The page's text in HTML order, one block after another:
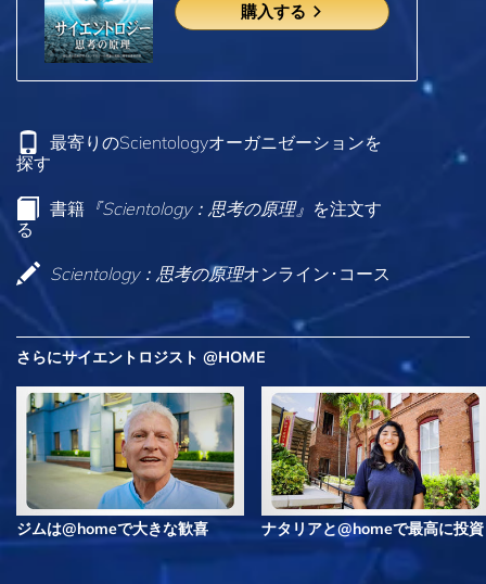
購入する
最寄りのScientologyオーガニゼーションを
探す
書籍 『Scientology：思考の原理』 を注文す
る
Scientology：思考の原理オンライン･コース
さらにサイエントロジスト @HOME
ジムは@homeで大きな歓喜 ナタリアと@homeで最高に投資